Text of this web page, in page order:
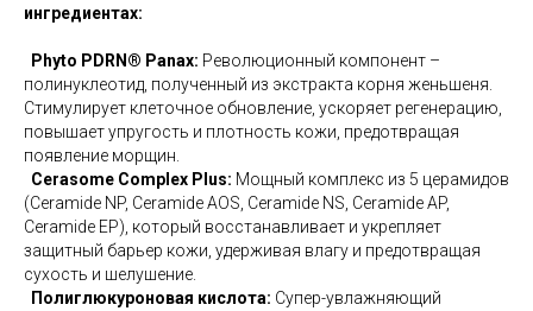
ингредиентах:
Phyto PDRN® Panax: Революционный компонент –
полинуклеотид, полученный из экстракта корня женьшеня.
Стимулирует клеточное обновление, ускоряет регенерацию,
повышает упругость и плотность кожи, предотвращая
появление морщин.
Cerasome Complex Plus: Мощный комплекс из 5 церамидов
(Ceramide NP, Ceramide AOS, Ceramide NS, Ceramide AP,
Ceramide EP), который восстанавливает и укрепляет
защитный барьер кожи, удерживая влагу и предотвращая
сухость и шелушение.
Полиглюкуроновая кислота: Супер-увлажняющий